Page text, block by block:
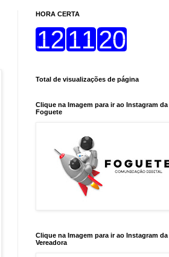
HORA CERTA
Total de visualizações de página
Clique na Imagem para ir ao Instagram da
Foguete
Clique na Imagem para ir ao Instagram da
Vereadora